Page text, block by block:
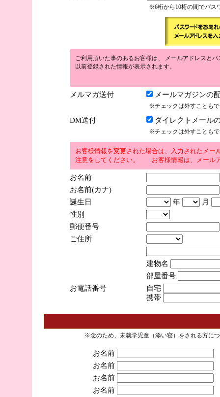
※6桁から10桁の間でパス
ご利用頂いた事のあるお客様は、 メールアドレスと
以前登録された情報が表示されます。
メルマガ送付 メールマガジンの
※チェックは外すことも
DM送付 ダイレクトメール
※チェックは外すことも
お客様情報を変更された場合は、入力されたメ
注意をしてください。 お客様情報は、メール
お名前
お名前(カナ)
誕生日
年
月
性別
郵便番号
ご住所
建物名
部屋番号
お電話番号
自宅
携帯
※念のため、未就学児童（添い寝）をされる方に
お名前
お名前
お名前
お名前